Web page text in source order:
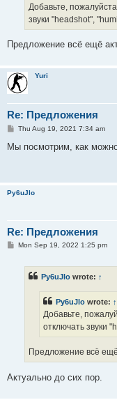
Добавьте,
звуки "headshot",
Предложение всё ещё
Yuri
Re: Предложения
P
s
Thu Aug 19, 2021 7:34 am
Мы посмотрим, как можно
Py6uJlo
Re: Предложения
PMon Sep 19, 2022 1:25 pm
Py6uJlo wrote: ↑
Py6uJlo wrote: ↑
Добавьте,
отключать звуки
Предложение всё
Актуально до сих пор.